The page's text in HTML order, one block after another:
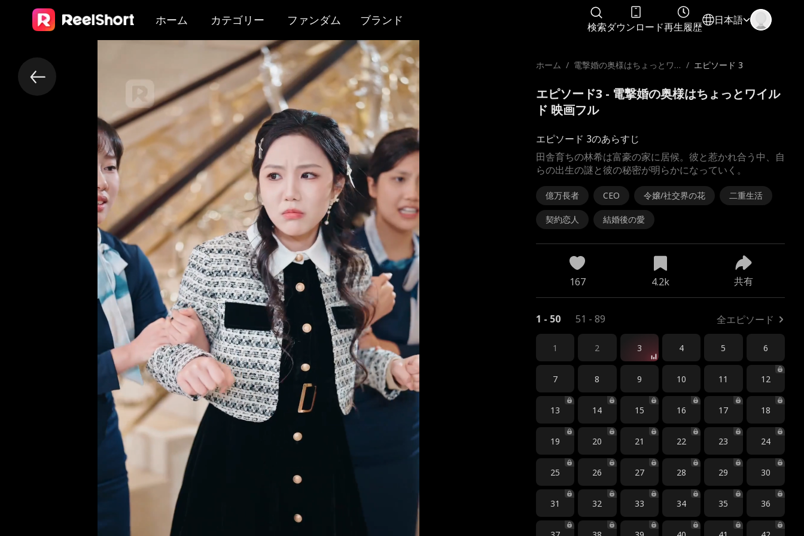
ホーム カテゴリー ファンダム ブランド
検索ダウンロード再生履歴
日本語
ホーム / 電撃婚の奥様はちょっとワ
/ エピソード 3
エピソード3 - 電撃婚の奥様はちょっとワイル
ド 映画フル
エピソード 3のあらすじ
田舎育ちの林希は富豪の家に居候。彼と惹かれ合う中、自
らの出生の謎と彼の秘密が明らかになっていく。
億万長者 CEO 令嬢/社交界の花 二重生活
契約恋人 結婚後の愛
167 4.2k 共有
1 - 50 51 - 89 全エピソード
1 2 3 4 5 6
7 8 9 10 11 12
13 14 15 16 17 18
19 20 21 22 23 24
25 26 27 28 29 30
31 32 33 34 35 36